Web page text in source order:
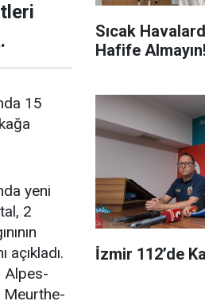
15
yeni
2
Alpes-
Meurthe-
Sıcak
Hafife Almayın!
İ̇zmir 112’de